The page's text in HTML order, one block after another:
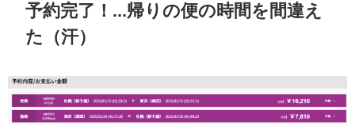
予約完了！...帰りの便の時間を間違え
た（汗）